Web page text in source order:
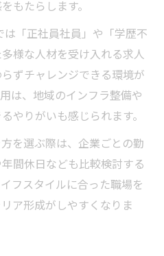
木求人の仕事内容を知る
さえておきたい労働環境
きやすい職場のポイント
市の土木求人事情
担当する主な仕事内容
容から見る将来性
る土木求人のスキルとは
容で知る現場の魅力
もたらします。
「正社員社員」や「学歴不
様な人材を受け入れる求人
ずチャレンジできる環境が
は、地域のインフラ整備や
やりがいも感じられます。
を選ぶ際は、企業ごとの勤
間休日なども比較検討する
フスタイルに合った職場を
ア形成がしやすくなりま